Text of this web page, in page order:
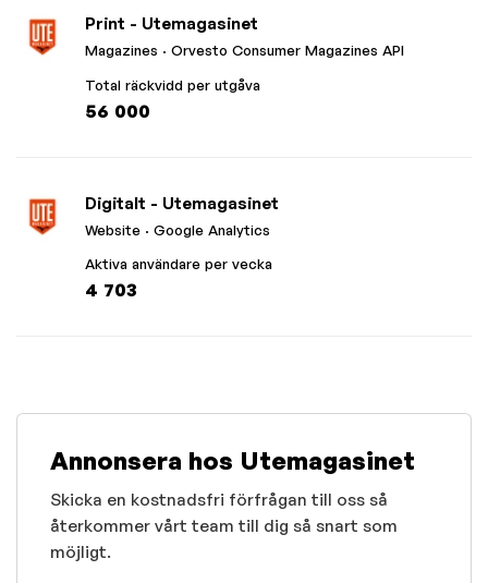
Print - Utemagasinet
Magazines · Orvesto Consumer Magazines API
56 000
Total räckvidd per utgåva
Digitalt - Utemagasinet
Website · Google Analytics
4 703
Aktiva användare per vecka
Annonsera hos Utemagasinet
Skicka en kostnadsfri förfrågan till oss så
återkommer vårt team till dig så snart som
möjligt.